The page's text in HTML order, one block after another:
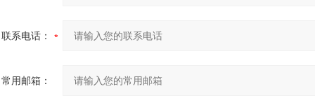
联系电话：
常用邮箱：